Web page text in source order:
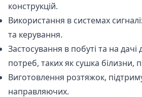
конструкцій.
Використання в системах
та керування.
Застосування в побуті та на
потреб, таких як сушка білизни,
Виготовлення розтяжок,
направляючих.